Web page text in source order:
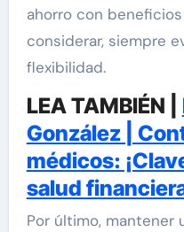
ahorro con
considerar, siempre
flexibilidad.
LEA TAMBIÉN |
González |
médicos:
salud
Por último, mantener